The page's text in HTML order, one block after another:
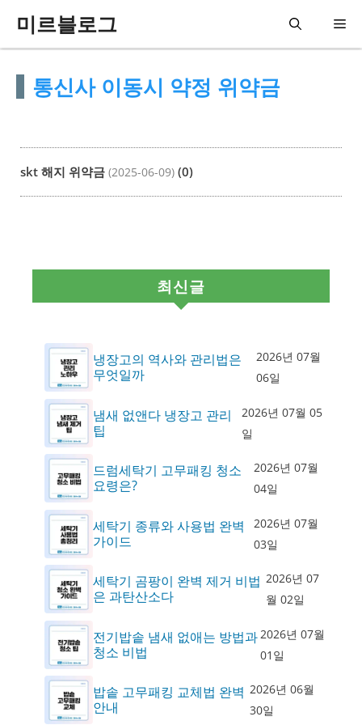
미르블로그 메
통신사 이동시 약정 위약금
skt 해지 위약금 (2025-06-09) (0)
최신글
냉장고의 역사와 관리법은
무엇일까
2026년 07월
06일
냄새 없앤다 냉장고 관리
팁
2026년 07월 05
일
드럼세탁기 고무패킹 청소
요령은?
2026년 07월
04일
세탁기 종류와 사용법 완벽
가이드
2026년 07월
03일
세탁기 곰팡이 완벽 제거 비법
은 과탄산소다
2026년 07
월 02일
전기밥솥 냄새 없애는 방법과
청소 비법
2026년 07월
01일
밥솥 고무패킹 교체법 완벽
안내
2026년 06월
30일